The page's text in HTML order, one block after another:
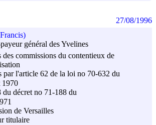
général des Yvelines
des commissions du contentieux de
par l'article 62 de la loi no 70-632 du
1970
du décret no 71-188 du
de Versailles
titulaire
27/08/1996